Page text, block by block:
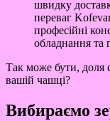
швидку
переваг
професійні
обладнання та
Так може бути, доля
вашій чашці?
Вибираємо